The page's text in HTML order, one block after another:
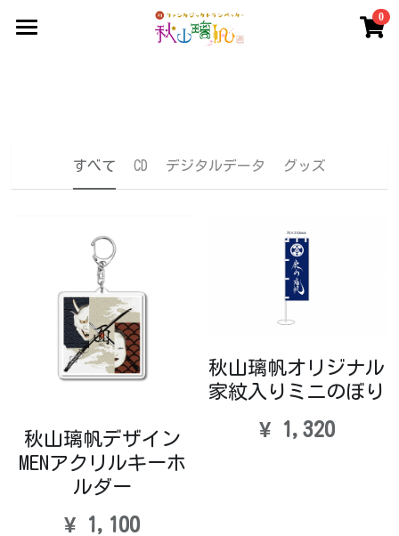
0
ショップ
ギャラリー
ファンクラブ
トランペットコラム
お問い合わせ
English
検索
すべて CD デジタルデータ グッズ
秋山璃帆デザイン
MENアクリルキーホ
ルダー
¥ 1,100
秋山璃帆オリジナル
家紋入りミニのぼり
¥ 1,320
×
ストアカテゴリー